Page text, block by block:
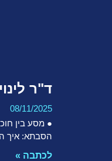
ד"ר
08/11/2025
● מסע בין
הסבתא: איך
לכתבה »